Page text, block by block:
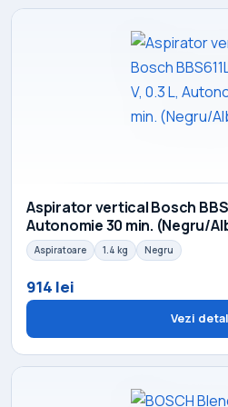
Aspirator vertical Bosch
Autonomie 30 min. (Negru/
Aspiratoare 1.4 kg Negru
914 lei
Vezi